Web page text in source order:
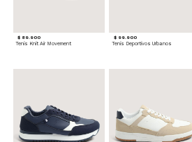
$ 89.900
Tenis Knit Air Movement
$ 99.900
Tenis Deportivos Urbanos